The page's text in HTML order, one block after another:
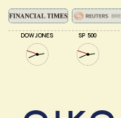
DOW JONES SP 500